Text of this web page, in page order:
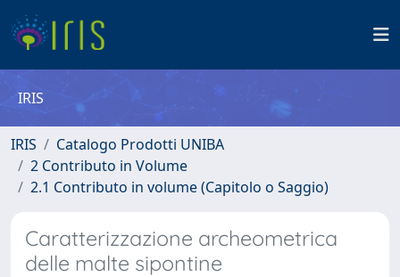
IRIS
IRIS
Catalogo Prodotti UNIBA
2 Contributo in Volume
2.1 Contributo in volume (Capitolo o Saggio)
Caratterizzazione archeometrica
delle malte sipontine